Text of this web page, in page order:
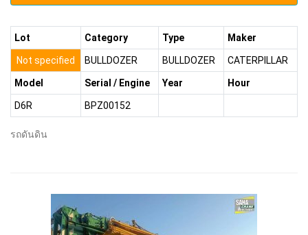
Lot Category Type Maker
Not specified BULLDOZER BULLDOZER CATERPILLAR
Model Serial / Engine Year Hour
D6R BPZ00152
รถดันดิน